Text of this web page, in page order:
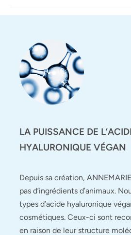
LA PUISSANCE DE
HYALURONIQUE VÉGAN
Depuis sa création,
pas d’ingrédients d’animaux.
types d’acide hyaluronique
cosmétiques. Ceux-ci sont
en raison de leur structure